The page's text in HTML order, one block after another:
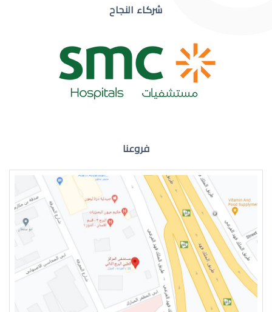
ضعف نظر مفاجئ
ضعف نظر في العين اليسرى
شركاء النجاح
فروعنا